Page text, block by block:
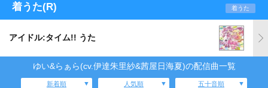
着うた(R) 着うた
アイドル:タイム!! うた
ゆい&らぁら(cv.伊達朱里紗&茜屋日海夏)の配信曲一覧
新着順 人気順 五十音順